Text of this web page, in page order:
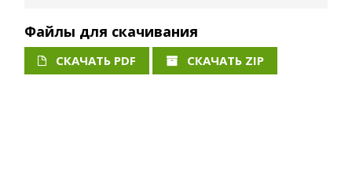
Файлы для скачивания
СКАЧАТЬ PDF СКАЧАТЬ ZIP